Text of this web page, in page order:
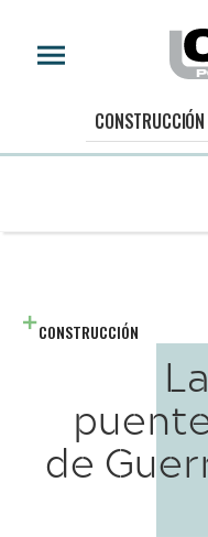
CONSTRUCCIÓN
CONSTRUCCIÓN
de